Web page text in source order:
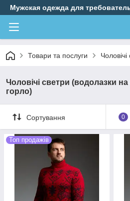
Мужская одежда для
Товари та послуги
Чоловічі светри (водолазки
горло)
Сортування 0
Топ продажів